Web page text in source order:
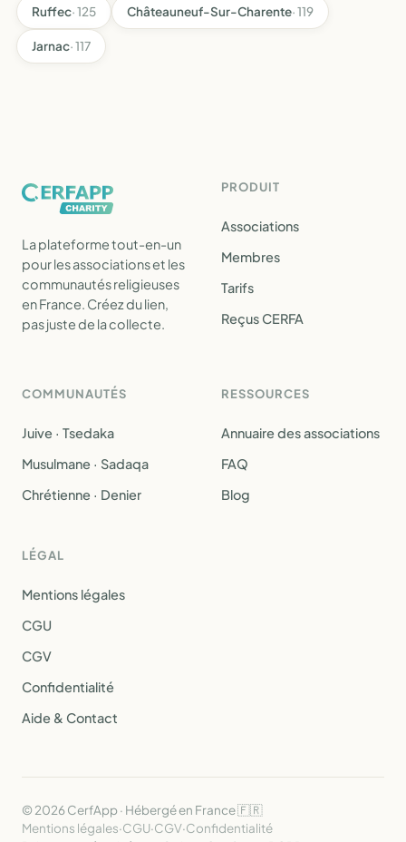
Ruffec· 125 Châteauneuf-Sur-Charente· 119
Jarnac· 117
La plateforme tout-en-un
pour les associations et les
communautés religieuses
en France. Créez du lien,
pas juste de la collecte.
PRODUIT
Associations
Membres
Tarifs
Reçus CERFA
COMMUNAUTÉS
Juive · Tsedaka
Musulmane · Sadaqa
Chrétienne · Denier
RESSOURCES
Annuaire des associations
FAQ
Blog
LÉGAL
Mentions légales
CGU
CGV
Confidentialité
Aide & Contact
© 2026 CerfApp · Hébergé en France 🇫🇷
Mentions légales·CGU·CGV·Confidentialité